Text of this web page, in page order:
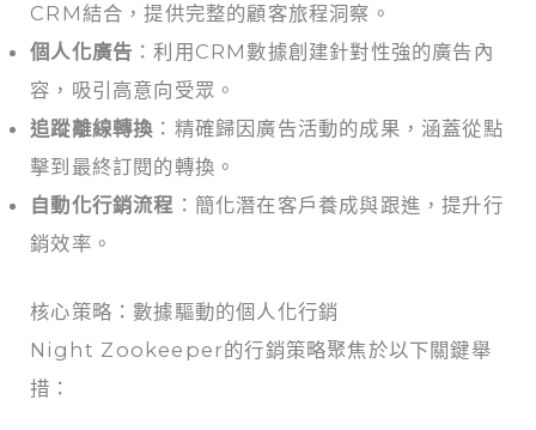
CRM結合，提供完整的顧客旅程洞察。
個人化廣告 ：利用CRM數據創建針對性強的廣告內
容，吸引高意向受眾。
追蹤離線轉換 ：精確歸因廣告活動的成果，涵蓋從點
擊到最終訂閱的轉換。
自動化行銷流程 ：簡化潛在客戶養成與跟進，提升行
銷效率。
核心策略：數據驅動的個人化行銷
Night Zookeeper的行銷策略聚焦於以下關鍵舉
措：